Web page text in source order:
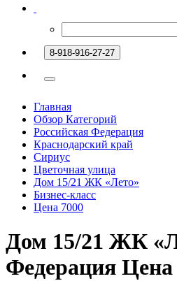
8-918-916-27-27
Главная
Обзор Категорий
Российская Федерация
Краснодарский край
Сириус
Цветочная улица
Дом 15/21 ЖК «Лето»
Бизнес-класс
Цена 7000
Дом 15/21 ЖК
Федерация Цена